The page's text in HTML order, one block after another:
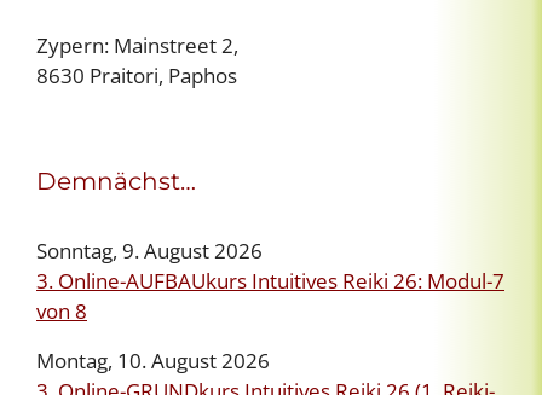
Zypern: Mainstreet 2,
8630 Praitori, Paphos
Demnächst…
Sonntag, 9. August 2026
3. Online-AUFBAUkurs Intuitives Reiki 26: Modul-7
von 8
Montag, 10. August 2026